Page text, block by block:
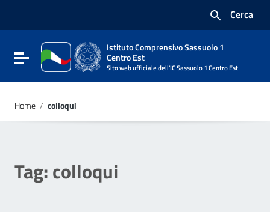
Vai al footer
Cerca
Attiva / disattiva la navigazione
Istituto Comprensivo Sassuolo 1
Centro Est
Sito web ufficiale dell'IC Sassuolo 1 Centro Est
Home / colloqui
Tag:colloqui